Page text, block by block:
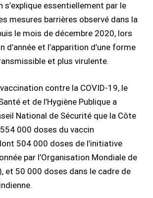
essentiellement par le
mesures barrières observé dans la
le mois de décembre 2020, lors
d’année et l’apparition d’une forme
et plus virulente.
contre la COVID-19, le
et de l’Hygiène Publique a
National de Sécurité que la Côte
554 000 doses du vaccin
504 000 doses de l’initiative
par l’Organisation Mondiale de
et 50 000 doses dans le cadre de